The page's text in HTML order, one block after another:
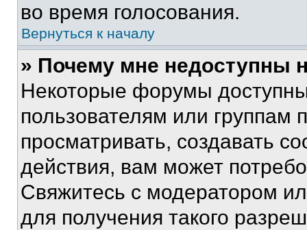
во время голосования.
Вернуться к началу
» Почему мне недоступны
Некоторые форумы
пользователям или группам
просматривать, создавать
действия, вам может
Свяжитесь с модератором
для получения такого